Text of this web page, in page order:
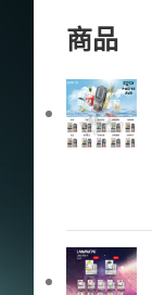
商品